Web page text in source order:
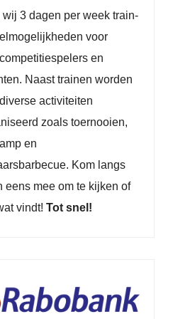
wij 3 dagen per week train-
voor
en
Naast trainen worden
activiteiten
zoals toernooien,
en
Kom langs
eens mee om te kijken of
vindt! Tot snel!